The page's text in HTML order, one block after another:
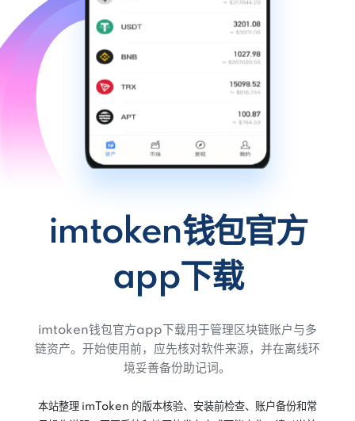
imtoken钱包官方
app下载
imtoken钱包官方app下载用于管理区块链账户与多
链资产。开始使用前，应先核对软件来源，并在离线环
境妥善备份助记词。
本站整理 imToken 的版本核验、安装前检查、账户备份和常